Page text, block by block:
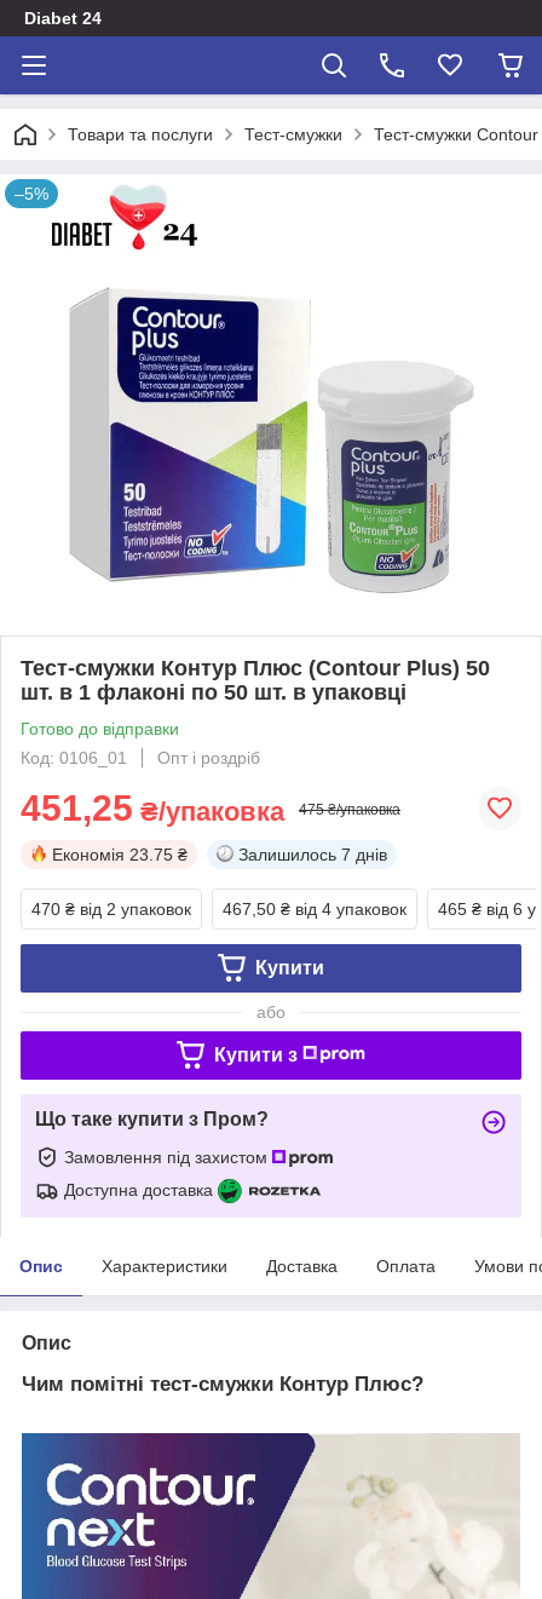
Diabet 24
Товари та послуги Тест-смужки Тест-смужки Contour
–5%
Тест-смужки Контур Плюс (Contour Plus) 50
шт. в 1 флаконі по 50 шт. в упаковці
Готово до відправки
Код: 0106_01
Опт і роздріб
451,25 ₴/упаковка 475 ₴/упаковка
Економія 23.75 ₴ Залишилось 7 днів
470 ₴ від 2 упаковок 467,50 ₴ від 4 упаковок 465 ₴ від 6
Купити
або
Купити з
Що таке купити з Пром?
Замовлення під захистом
Доступна доставка
Опис Характеристики Доставка Оплата Умови
Опис
Чим помітні тест-смужки Контур Плюс?